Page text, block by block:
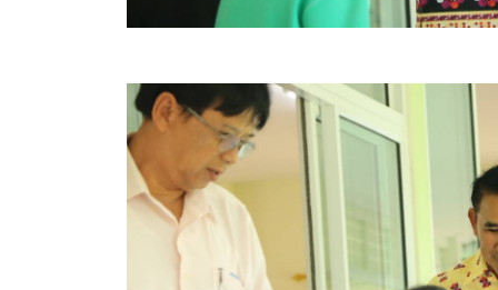
สรุปผลการปฏิบัติงานประจำเดือน GPS
ระเบียบพัสดุฯ การจัดซื้อจัดจ้าง
การเสริมสร้างคุณธรรมจริยธรรม
ITA : การประเมินคุณธรรมและความโปร่งใสในการ
การจัดการความรู้ (KM)